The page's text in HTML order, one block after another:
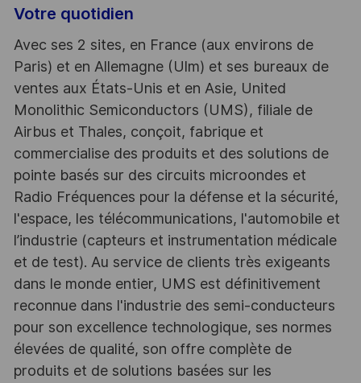
Votre quotidien
Avec ses 2 sites, en France (aux environs de
Paris) et en Allemagne (Ulm) et ses bureaux de
ventes aux États-Unis et en Asie, United
Monolithic Semiconductors (UMS), filiale de
Airbus et Thales, conçoit, fabrique et
commercialise des produits et des solutions de
pointe basés sur des circuits microondes et
Radio Fréquences pour la défense et la sécurité,
l'espace, les télécommunications, l'automobile et
l’industrie (capteurs et instrumentation médicale
et de test). Au service de clients très exigeants
dans le monde entier, UMS est définitivement
reconnue dans l'industrie des semi-conducteurs
pour son excellence technologique, ses normes
élevées de qualité, son offre complète de
produits et de solutions basées sur les